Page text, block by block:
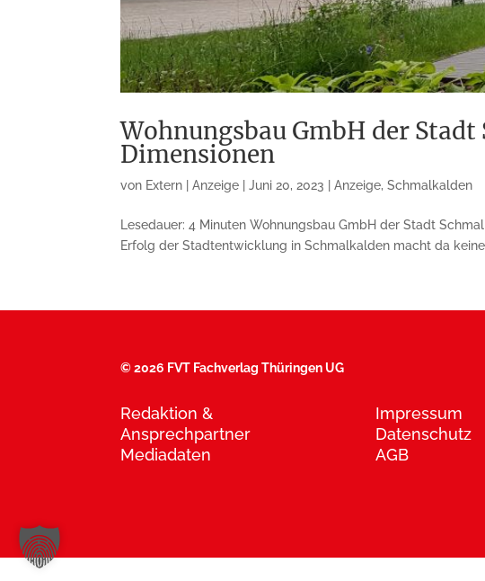
Wohnungsbau GmbH der
Dimensionen
von Extern | Anzeige |Juni 20, 2023 |Anzeige,Schmalkalden
Lesedauer: 4 Minuten Wohnungsbau GmbH der Stadt
Erfolg der Stadtentwicklung in Schmal­kalden macht da keine
©2026 FVT Fachverlag Thüringen UG
Redaktion &
Ansprechpartner
Mediadaten
Impressum
Datenschutz
AGB